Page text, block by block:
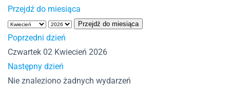
Przejdź do miesiąca
Przejdź do miesiąca
Poprzedni dzień
Czwartek 02 Kwiecień 2026
Następny dzień
Nie znaleziono żadnych wydarzeń